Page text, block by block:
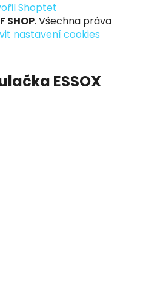
Shoptet
SHOP. Všechna práva
nastavení cookies
ESSOX